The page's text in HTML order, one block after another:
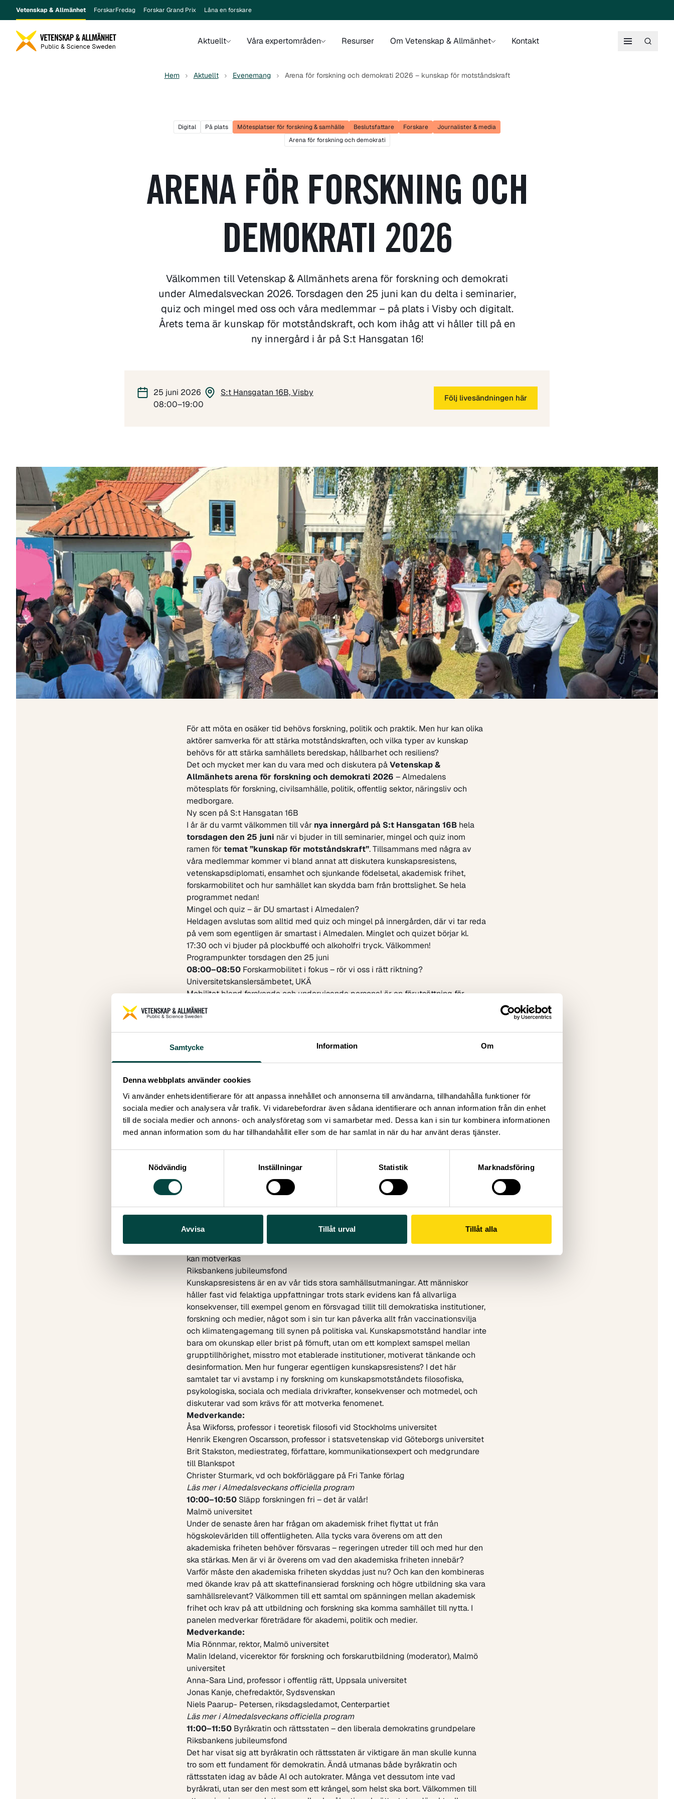
Samtycke Information Om
Denna webbplats använder cookies
Vi använder enhetsidentifierare för att anpassa innehållet och annonserna till användarna, tillhandahålla funktioner för
sociala medier och analysera vår trafik. Vi vidarebefordrar även sådana identifierare och annan information från din enhet
till de sociala medier och annons- och analysföretag som vi samarbetar med. Dessa kan i sin tur kombinera informationen
med annan information som du har tillhandahållit eller som de har samlat in när du har använt deras tjänster.
Nödvändig
Inställningar Statistik Marknadsföring
Avvisa Tillåt urval Tillåt alla
Vetenskap & Allmänhet ForskarFredag Forskar Grand Prix Låna en forskare
Aktuellt Våra expertområden Resurser Om Vetenskap & Allmänhet Kontakt
Hem Aktuellt Evenemang Arena för forskning och demokrati 2026 – kunskap för motståndskraft
Digital På plats Mötesplatser för forskning & samhälle Beslutsfattare Forskare
Journalister & media
Arena för forskning och demokrati
ARENA FÖR FORSKNING OCH
DEMOKRATI 2026
Välkommen till Vetenskap & Allmänhets arena för forskning och demokrati
under Almedalsveckan 2026. Torsdagen den 25 juni kan du delta i seminarier,
quiz och mingel med oss och våra medlemmar – på plats i Visby och digitalt.
Årets tema är kunskap för motståndskraft, och kom ihåg att vi håller till på en
ny innergård i år på S:t Hansgatan 16!
25 juni 2026
08:00–19:00
S:t Hansgatan 16B, Visby
Följ livesändningen här
För att möta en osäker tid behövs forskning, politik och praktik. Men hur kan olika
aktörer samverka för att stärka motståndskraften, och vilka typer av kunskap
behövs för att stärka samhällets beredskap, hållbarhet och resiliens?
Det och mycket mer kan du vara med och diskutera påVetenskap &
Allmänhets arena för forskning och demokrati 2026 – Almedalens
mötesplats för forskning, civilsamhälle, politik, offentlig sektor, näringsliv och
medborgare.
Ny scen på S:t Hansgatan 16B
I år är du varmt välkommen till vår nya innergård på S:t Hansgatan 16B hela
torsdagen den 25 juni när vi bjuder in till seminarier, mingel och quiz inom
ramen förtemat ”kunskap för motståndskraft”. Tillsammans med några av
våra medlemmar kommer vi bland annat att diskutera kunskapsresistens,
vetenskapsdiplomati, ensamhet och sjunkande födelsetal, akademisk frihet,
forskarmobilitet och hur samhället kan skydda barn från brottslighet. Se hela
programmet nedan!
Mingel och quiz – är DU smartast i Almedalen?
Heldagen avslutas som alltid med quiz och mingel på innergården, där vi tar reda
på vem som egentligen är smartast i Almedalen. Minglet och quizet börjar kl.
17:30 och vi bjuder på plockbuffé och alkoholfri tryck. Välkommen!
Programpunkter torsdagen den 25 juni
08:00–08:50 Forskarmobilitet i fokus – rör vi oss i rätt riktning?
Universitetskanslersämbetet, UKÄ
Mobilitet bland forskande och undervisande personal är en förutsättning för
kvalitet i högre utbildning och forskning. Dock finns en stor variation inom
högskolesektorn, till exempel i andelen internationellt rekryterade forskare och
lärare. Många internationellt rekryterade forskare lämnar också den svenska
högskolan efter några år. Rörligheten mellan högskolan och andra sektorer har en
tydlig riktning – flödet ut från högskolan är mycket större än flödet in till
högskolan. UKÄ har publicerat flera rapporter om mobilitet och forskarutbildning
som kommer ligga till grund för en kort presentation och paneldiskussion.
Välkommen till UKÄ:s seminarium där vi belyser aktuella högskolepolitiska frågor
och diskuterar ansvarsfrågor och vägen framåt.
Medverkande:
Martin Norsell , generaldirektör, UKÄ
Victor Holmström, tillträdande vice ordfförande Sveriges förenade studentkårer
Camilla Hansén, riksdagsledamot Miljöpartiet
Marie-Louise Hänel Sandström
, riksdagspolitiker Moderaterna
, HR-direktör Hitachi Energy
, avdelningschef, UKÄ
, moderator, senior utredare, UKÄ
Henric Johnson, rektor Blekinge tekniska högskola
Läs mer i Almedalsveckans officiella program
09:00–09:50Kunskapsmotstånd – vad det är, vad som driver det och hur det
kan motverkas
Riksbankens jubileumsfond
Kunskapsresistens är en av vår tids stora samhällsutmaningar. Att människor
håller fast vid felaktiga uppfattningar trots stark evidens kan få allvarliga
konsekvenser, till exempel genom en försvagad tillit till demokratiska institutioner,
forskning och medier, något som i sin tur kan påverka allt från vaccinationsvilja
och klimatengagemang till synen på politiska val. Kunskapsmotstånd handlar inte
bara om okunskap eller brist på förnuft, utan om ett komplext samspel mellan
grupptillhörighet, misstro mot etablerade institutioner, motiverat tänkande och
desinformation. Men hur fungerar egentligen kunskapsresistens? I det här
samtalet tar vi avstamp i ny forskning om kunskapsmotståndets filosofiska,
psykologiska, sociala och mediala drivkrafter, konsekvenser och motmedel, och
diskuterar vad som krävs för att motverka fenomenet.
Medverkande:
Åsa Wikforss, professor i teoretisk filosofi vid Stockholms universitet
Henrik Ekengren Oscarsson, professor i statsvetenskap vid Göteborgs universitet
Brit Stakston, mediestrateg, författare, kommunikationsexpert och medgrundare
till Blankspot
Christer Sturmark, vd och bokförläggare på Fri Tanke förlag
Läs mer i Almedalsveckans officiella program
10:00–10:50 Släpp forskningen fri – det är valår!
Malmö universitet
Under de senaste åren har frågan om akademisk frihet flyttat ut från
högskolevärlden till offentligheten. Alla tycks vara överens om att den
akademiska friheten behöver försvaras – regeringen utreder till och med hur den
ska stärkas. Men är vi är överens om vad den akademiska friheten innebär?
Varför måste den akademiska friheten skyddas just nu? Och kan den kombineras
med ökande krav på att skattefinansierad forskning och högre utbildning ska vara
samhällsrelevant? Välkommen till ett samtal om spänningen mellan akademisk
frihet och krav på att utbildning och forskning ska komma samhället till nytta. I
panelen medverkar företrädare för akademi, politik och medier.
Medverkande:
Mia Rönnmar, rektor, Malmö universitet
Malin Ideland, vicerektor för forskning och forskarutbildning (moderator), Malmö
universitet
Anna-Sara Lind, professor i offentlig rätt, Uppsala universitet
Jonas Kanje, chefredaktör, Sydsvenskan
Niels Paarup- Petersen, riksdagsledamot, Centerpartiet
Läs mer i Almedalsveckans officiella program
11:00–11:50 Byråkratin och rättsstaten – den liberala demokratins grundpelare
Riksbankens jubileumsfond
Det har visat sig att byråkratin och rättsstaten är viktigare än man skulle kunna
tro som ett fundament för demokratin. Ändå utmanas både byråkratin och
rättsstaten idag av både AI och autokrater. Många vet dessutom inte vad
byråkrati, utan ser den mest som ett krångel, som helst ska bort. Välkommen till